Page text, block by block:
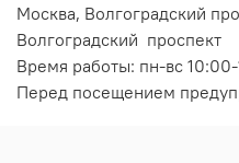
Москва, Волгоградский
Волгоградский проспект
Время работы: пн-вс
Перед посещением